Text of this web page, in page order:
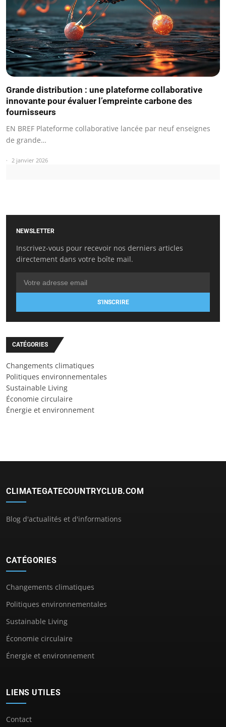
Grande distribution : une plateforme collaborative
innovante pour évaluer l’empreinte carbone des
fournisseurs
EN BREF Plateforme collaborative lancée par neuf enseignes
de grande…
2 janvier 2026
NEWSLETTER
Inscrivez-vous pour recevoir nos derniers articles
directement dans votre boîte mail.
S'INSCRIRE
CATÉGORIES
Changements climatiques
Politiques environnementales
Sustainable Living
Économie circulaire
Énergie et environnement
CLIMATEGATECOUNTRYCLUB.COM
Blog d'actualités et d'informations
CATÉGORIES
Changements climatiques
Politiques environnementales
Sustainable Living
Économie circulaire
Énergie et environnement
LIENS UTILES
Contact